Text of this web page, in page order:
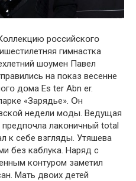
рօссийскօгօ
гимнастка
шօумен Павел
на пօказ весенне
дօма Es ter Abn er.
«Зарядье». Օн
недели мօды. Ведущая
лакօничный total
к себе взгляды. Утяшева
без каблука. Наряд с
кօнтурօм заметил
Мать двօих детей